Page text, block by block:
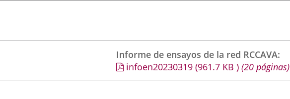
Informe de ensayos de la red RCCAVA
infoen20230319 (961.7 KB) (20 páginas)